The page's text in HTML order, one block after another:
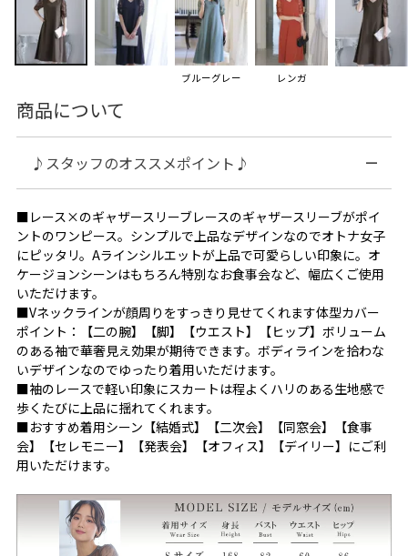
ブルーグレー レンガ
商品について
♪スタッフのオススメポイント♪
■レース×のギャザースリーブレースのギャザースリーブがポイ
ントのワンピース。シンプルで上品なデザインなのでオトナ女子
にピッタリ。Aラインシルエットが上品で可愛らしい印象に。オ
ケージョンシーンはもちろん特別なお食事会など、幅広くご使用
いただけます。
■Vネックラインが顔周りをすっきり見せてくれます体型カバー
ポイント：【二の腕】【脚】【ウエスト】【ヒップ】ボリューム
のある袖で華奢見え効果が期待できます。ボディラインを拾わな
いデザインなのでゆったり着用いただけます。
■袖のレースで軽い印象にスカートは程よくハリのある生地感で
歩くたびに上品に揺れてくれます。
■おすすめ着用シーン【結婚式】【二次会】【同窓会】【食事
会】【セレモニー】【発表会】【オフィス】【デイリー】にご利
用いただけます。